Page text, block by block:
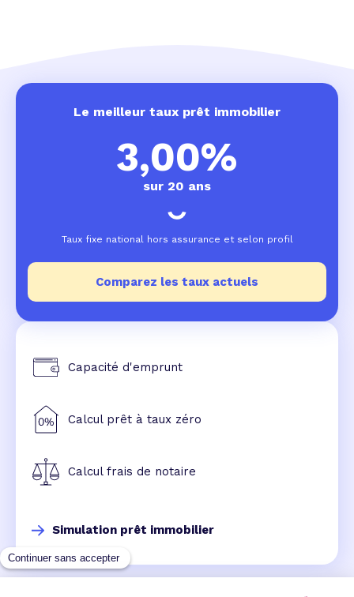
Le meilleur taux prêt immobilier
3,00%
sur 20 ans
Taux fixe national hors assurance et selon profil
Comparez les taux actuels
Capacité d'emprunt
Calcul prêt à taux zéro
Calcul frais de notaire
Simulation prêt immobilier